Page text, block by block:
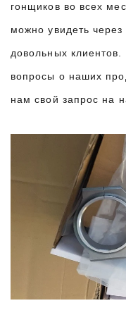
гонщиков во всех
можно увидеть
довольных
вопросы о наших
нам свой запрос на